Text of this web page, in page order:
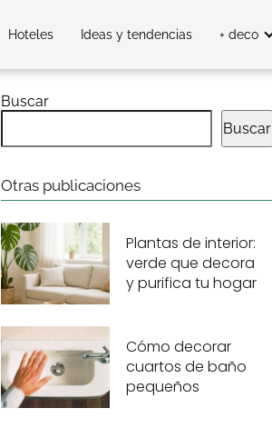
Hoteles Ideas y tendencias + deco
Buscar
Buscar
Otras publicaciones
Plantas de interior:
verde que decora
y purifica tu hogar
Cómo decorar
cuartos de baño
pequeños